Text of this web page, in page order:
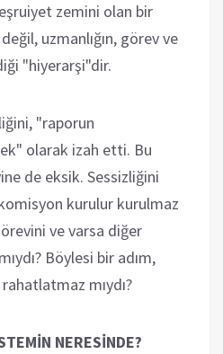
zemini olan bir
uzmanlığın, görev ve
"hiyerarşi"dir.
"raporun
olarak izah etti. Bu
de eksik. Sessizliğini
kurulur kurulmaz
ve varsa diğer
Böylesi bir adım,
mıydı?
NERESİNDE?